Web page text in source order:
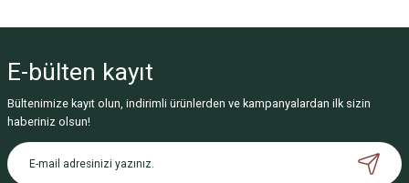
Deneyimini Paylaş
E-bülten kayıt
Bültenimize kayıt olun, indirimli ürünlerden ve kampanyalardan ilk sizin
haberiniz olsun!